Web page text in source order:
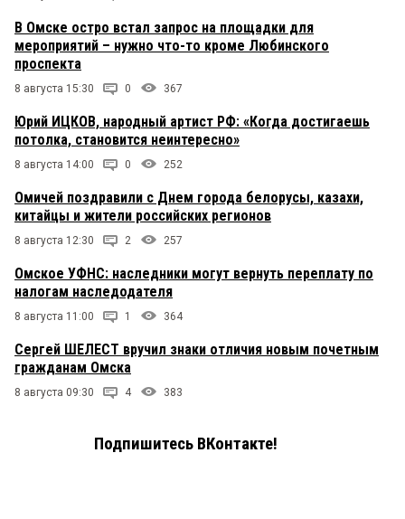
В Омске остро встал запрос на площадки для
мероприятий – нужно что-то кроме Любинского
проспекта
8 августа 15:30 0 367
Юрий ИЦКОВ, народный артист РФ: «Когда достигаешь
потолка, становится неинтересно»
8 августа 14:00 0 252
Омичей поздравили с Днем города белорусы, казахи,
китайцы и жители российских регионов
8 августа 12:30 2 257
Омское УФНС: наследники могут вернуть переплату по
налогам наследодателя
8 августа 11:00 1 364
Сергей ШЕЛЕСТ вручил знаки отличия новым почетным
гражданам Омска
8 августа 09:30 4 383
Подпишитесь ВКонтакте!